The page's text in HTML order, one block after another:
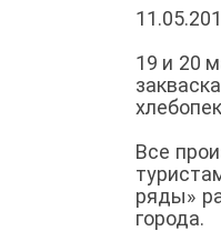
19 и 20
Все
ряды»
города.